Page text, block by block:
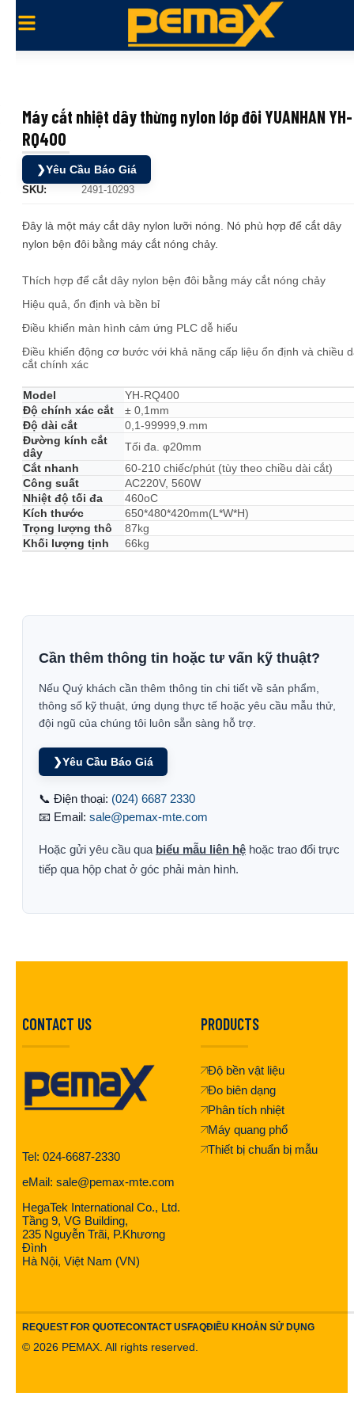
Máy cắt nhiệt dây thừng nylon lớp đôi YUANHAN YH-
RQ400
❯Yêu Cầu Báo Giá
SKU: 2491-10293
Đây là một máy cắt dây nylon lưỡi nóng. Nó phù hợp để cắt dây
nylon bện đôi bằng máy cắt nóng chảy.
Thích hợp để cắt dây nylon bện đôi bằng máy cắt nóng chảy
Hiệu quả, ổn định và bền bỉ
Điều khiển màn hình cảm ứng PLC dễ hiểu
Điều khiển động cơ bước với khả năng cấp liệu ổn định và chiều
cắt chính xác
Model
YH-RQ400
Độ chính xác cắt
± 0,1mm
Độ dài cắt
0,1-99999,9.mm
Đường kính cắt
dây
Tối đa. φ20mm
Cắt nhanh
60-210 chiếc/phút (tùy theo chiều dài cắt)
Công suất
AC220V, 560W
Nhiệt độ tối đa
460oC
Kích thước
650*480*420mm(L*W*H)
Trọng lượng thô
87kg
Khối lượng tịnh
66kg
Cần thêm thông tin hoặc tư vấn kỹ thuật?
Nếu Quý khách cần thêm thông tin chi tiết về sản phẩm,
thông số kỹ thuật, ứng dụng thực tế hoặc yêu cầu mẫu thử,
đội ngũ của chúng tôi luôn sẵn sàng hỗ trợ.
❯Yêu Cầu Báo Giá
📞 Điện thoại: (024) 6687 2330
📧 Email: sale@pemax-mte.com
Hoặc gửi yêu cầu qua biểu mẫu liên hệ hoặc trao đổi trực
tiếp qua hộp chat ở góc phải màn hình.
CONTACT US
Tel: 024-6687-2330
eMail: sale@pemax-mte.com
HegaTek International Co., Ltd.
Tầng 9, VG Building,
235 Nguyễn Trãi, P.Khương
Đình
Hà Nội, Việt Nam (VN)
PRODUCTS
Độ bền vật liệu
Đo biên dạng
Phân tích nhiệt
Máy quang phổ
Thiết bị chuẩn bị mẫu
REQUEST FOR QUOTECONTACT USFAQĐIỀU KHOẢN SỬ DỤNG
© 2026 PEMAX. All rights reserved.